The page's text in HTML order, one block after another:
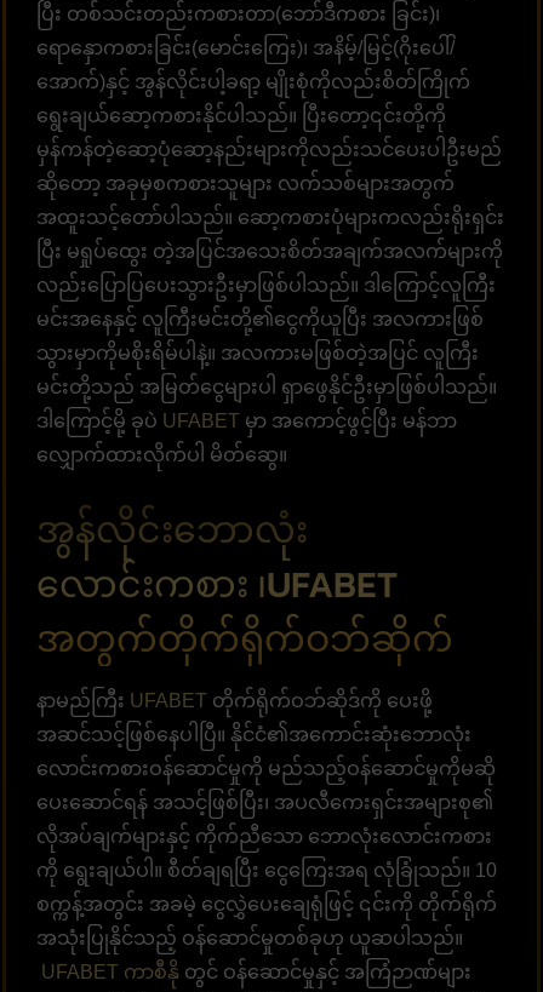
ပြီး တစ်သင်းတည်းကစားတာ(ဘော်ဒီကစား ခြင်း)၊
ရော‌နှောကစားခြင်း(မောင်းကြေး)၊ အနိမ့်/မြင့်(ဂိုးပေါ်/
အောက်)နှင့် အွန်လိုင်းပါ့ခရာ့ မျိုးစုံကိုလည်းစိတ်ကြိုက်
ရွေးချယ်ဆော့ကစားနိုင်ပါသည်။ ပြီးတော့၎င်းတို့ကို
မှန်ကန်တဲ့ဆော့ပုံဆော့နည်းများကိုလည်းသင်ပေးပါဦးမည်
ဆိုတော့ အခုမှစကစားသူများ လက်သစ်များအတွက်
အထူးသင့်တော်ပါသည်။ ဆော့ကစားပုံများကလည်းရိုးရှင်း
ပြီး မရှုပ်ထွေး တဲ့အပြင်အသေးစိတ်အချက်အလက်များကို
လည်းပြောပြပေးသွားဦးမှာဖြစ်ပါသည်။ ဒါကြောင့်လူကြီး
မင်းအနေနှင့် လူကြီးမင်းတို့၏ငွေကိုယူပြီး အလကားဖြစ်
သွားမှာကိုမစိုးရိမ်ပါနဲ့။ အလကားမဖြစ်တဲ့အပြင် လူကြီး
မင်းတို့သည် အမြတ်ငွေများပါ ရှာဖွေနိုင်ဦးမှာဖြစ်ပါသည်။
ဒါကြောင့်‌မို့ ခုပဲ UFABET မှာ အကောင့်ဖွင့်ပြီး မန်ဘာ
လျှောက်ထားလိုက်ပါ မိတ်ဆွေ။
အွန်လိုင်းဘောလုံး
လောင်းကစား ၊UFABET
အတွက်တိုက်ရိုက်ဝဘ်ဆိုက်
နာမည်ကြီး UFABET တိုက်ရိုက်ဝဘ်ဆိုဒ်ကို ပေးဖို့
အဆင်သင့်ဖြစ်နေပါပြီ။ နိုင်ငံ၏အကောင်းဆုံးဘောလုံး
လောင်းကစားဝန်ဆောင်မှုကို မည်သည့်ဝန်ဆောင်မှုကိုမဆို
ပေးဆောင်ရန် အသင့်ဖြစ်ပြီး၊ အပလီကေးရှင်းအများစု၏
လိုအပ်ချက်များနှင့် ကိုက်ညီသော ဘောလုံးလောင်းကစား
ကို ရွေးချယ်ပါ။ စီတ်ချရပြီး ငွေကြေးအရ လုံခြုံသည်။ 10
စက္ကန့်အတွင်း အခမဲ့ ငွေလွှဲပေးချေရုံဖြင့် ၎င်းကို တိုက်ရိုက်
အသုံးပြုနိုင်သည့် ဝန်ဆောင်မှုတစ်ခုဟု ယူဆပါသည်။
UFABET ကာစီနို တွင် ဝန်ဆောင်မှုနှင့် အကြံဉာဏ်များ